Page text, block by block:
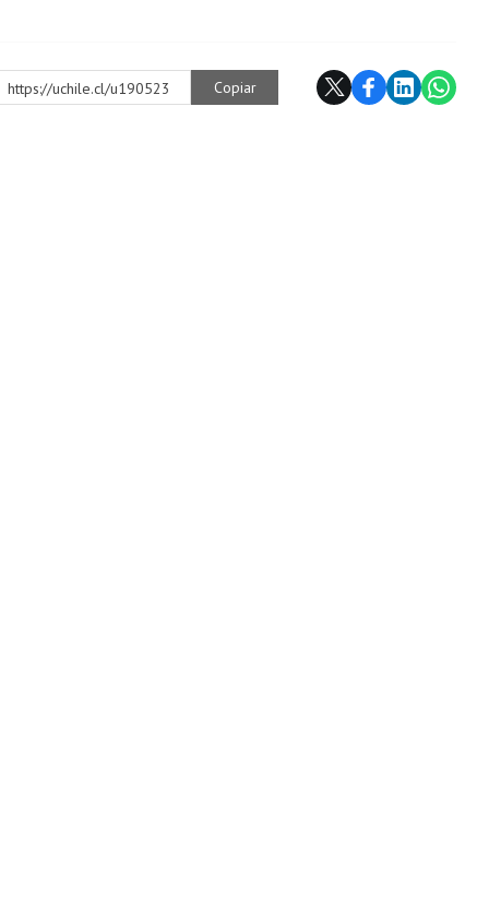
https://uchile.cl/u190523 Copiar